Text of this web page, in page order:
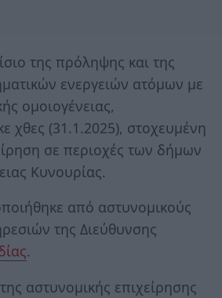
της πρόληψης και της
ενεργειών ατόμων με
ομοιογένειας,
χθες (31.1.2025), στοχευμένη
σε περιοχές των δήμων
Κυνουρίας.
από αστυνομικούς
της Διεύθυνσης
.
αστυνομικής επιχείρησης